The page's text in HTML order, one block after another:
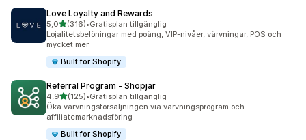
Love Loyalty and Rewards
5,0av 5 stjärnor
(316)
316 recensioner totalt
•Gratisplan tillgänglig
Lojalitetsbelöningar med poäng, VIP-nivåer, värvningar, POS och
mycket mer
Built for Shopify
Referral Program ‑ Shopjar
4,9av 5 stjärnor
(125)
125 recensioner totalt
•Gratisplan tillgänglig
Öka värvningsförsäljningen via värvningsprogram och
affiliatemarknadsföring
Built for Shopify